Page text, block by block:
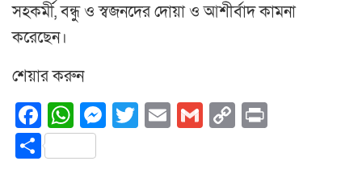
সহকর্মী, বন্ধু ও স্বজনদের দোয়া ও আশীর্বাদ কামনা
করেছেন।
শেয়ার করুন
Facebook
WhatsApp
Messenger
Twitter
EmailGmail
Copy
Share